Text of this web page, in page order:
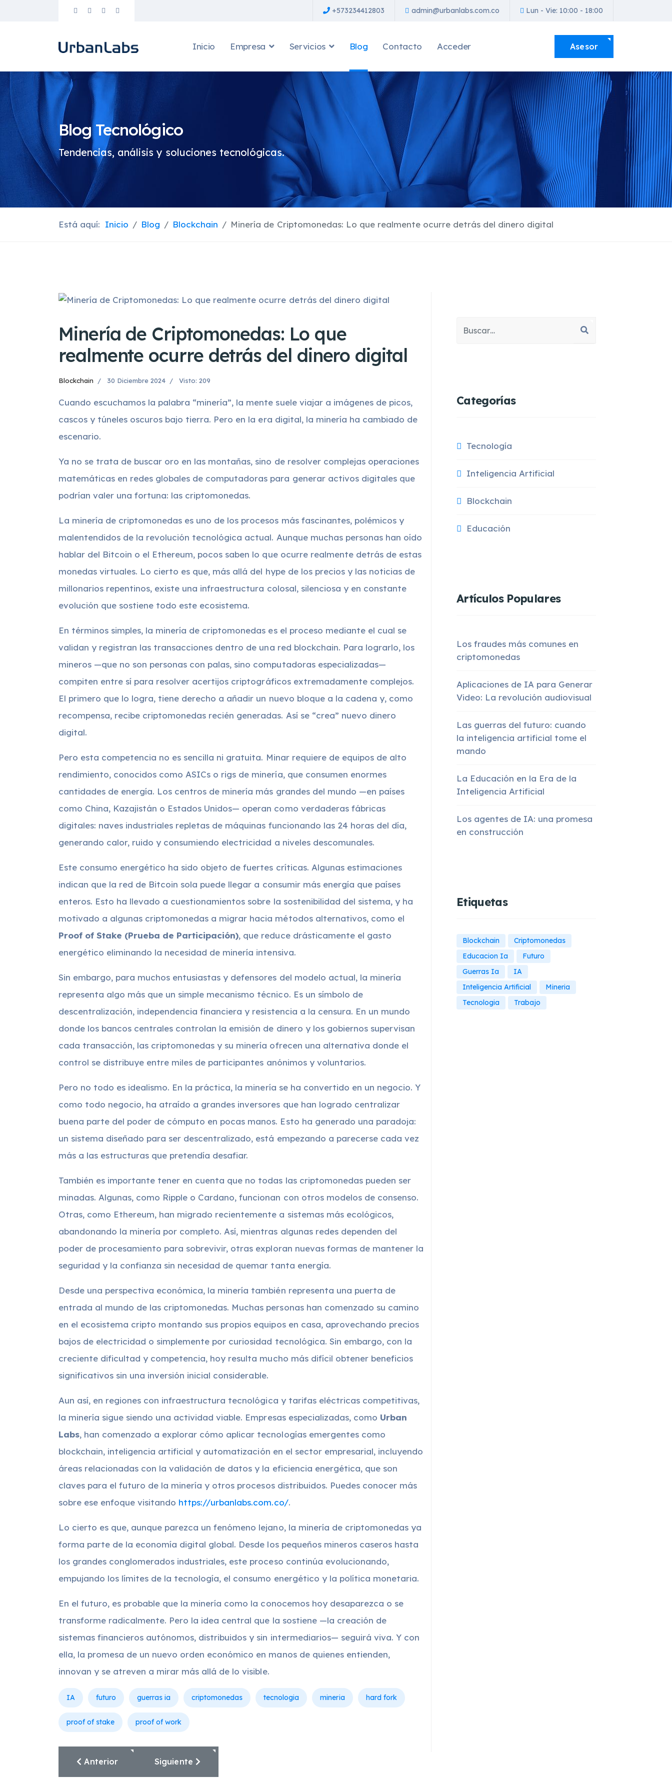
+573234412803 admin@urbanlabs.com.co Lun - Vie: 10:00 - 18:00
Inicio Empresa Servicios Blog Contacto Acceder Asesor
Blog Tecnológico
Tendencias, análisis y soluciones tecnológicas.
Está aquí: Inicio Blog Blockchain Minería de Criptomonedas: Lo que realmente ocurre detrás del dinero digital
Minería de Criptomonedas: Lo que
realmente ocurre detrás del dinero digital
Blockchain 30 Diciembre 2024 Visto: 209
Cuando escuchamos la palabra “minería”, la mente suele viajar a imágenes de picos,
cascos y túneles oscuros bajo tierra. Pero en la era digital, la minería ha cambiado de
escenario.
Ya no se trata de buscar oro en las montañas, sino de resolver complejas operaciones
matemáticas en redes globales de computadoras para generar activos digitales que
podrían valer una fortuna: las criptomonedas.
La minería de criptomonedas es uno de los procesos más fascinantes, polémicos y
malentendidos de la revolución tecnológica actual. Aunque muchas personas han oído
hablar del Bitcoin o el Ethereum, pocos saben lo que ocurre realmente detrás de estas
monedas virtuales. Lo cierto es que, más allá del hype de los precios y las noticias de
millonarios repentinos, existe una infraestructura colosal, silenciosa y en constante
evolución que sostiene todo este ecosistema.
En términos simples, la minería de criptomonedas es el proceso mediante el cual se
validan y registran las transacciones dentro de una red blockchain. Para lograrlo, los
mineros —que no son personas con palas, sino computadoras especializadas—
compiten entre sí para resolver acertijos criptográficos extremadamente complejos.
El primero que lo logra, tiene derecho a añadir un nuevo bloque a la cadena y, como
recompensa, recibe criptomonedas recién generadas. Así se “crea” nuevo dinero
digital.
Pero esta competencia no es sencilla ni gratuita. Minar requiere de equipos de alto
rendimiento, conocidos como ASICs o rigs de minería, que consumen enormes
cantidades de energía. Los centros de minería más grandes del mundo —en países
como China, Kazajistán o Estados Unidos— operan como verdaderas fábricas
digitales: naves industriales repletas de máquinas funcionando las 24 horas del día,
generando calor, ruido y consumiendo electricidad a niveles descomunales.
Este consumo energético ha sido objeto de fuertes críticas. Algunas estimaciones
indican que la red de Bitcoin sola puede llegar a consumir más energía que países
enteros. Esto ha llevado a cuestionamientos sobre la sostenibilidad del sistema, y ha
motivado a algunas criptomonedas a migrar hacia métodos alternativos, como el
Proof of Stake (Prueba de Participación), que reduce drásticamente el gasto
energético eliminando la necesidad de minería intensiva.
Sin embargo, para muchos entusiastas y defensores del modelo actual, la minería
representa algo más que un simple mecanismo técnico. Es un símbolo de
descentralización, independencia financiera y resistencia a la censura. En un mundo
donde los bancos centrales controlan la emisión de dinero y los gobiernos supervisan
cada transacción, las criptomonedas y su minería ofrecen una alternativa donde el
control se distribuye entre miles de participantes anónimos y voluntarios.
Pero no todo es idealismo. En la práctica, la minería se ha convertido en un negocio. Y
como todo negocio, ha atraído a grandes inversores que han logrado centralizar
buena parte del poder de cómputo en pocas manos. Esto ha generado una paradoja:
un sistema diseñado para ser descentralizado, está empezando a parecerse cada vez
más a las estructuras que pretendía desafiar.
También es importante tener en cuenta que no todas las criptomonedas pueden ser
minadas. Algunas, como Ripple o Cardano, funcionan con otros modelos de consenso.
Otras, como Ethereum, han migrado recientemente a sistemas más ecológicos,
abandonando la minería por completo. Así, mientras algunas redes dependen del
poder de procesamiento para sobrevivir, otras exploran nuevas formas de mantener la
seguridad y la confianza sin necesidad de quemar tanta energía.
Desde una perspectiva económica, la minería también representa una puerta de
entrada al mundo de las criptomonedas. Muchas personas han comenzado su camino
en el ecosistema cripto montando sus propios equipos en casa, aprovechando precios
bajos de electricidad o simplemente por curiosidad tecnológica. Sin embargo, con la
creciente dificultad y competencia, hoy resulta mucho más difícil obtener beneficios
significativos sin una inversión inicial considerable.
Aun así, en regiones con infraestructura tecnológica y tarifas eléctricas competitivas,
la minería sigue siendo una actividad viable. Empresas especializadas, como Urban
Labs, han comenzado a explorar cómo aplicar tecnologías emergentes como
blockchain, inteligencia artificial y automatización en el sector empresarial, incluyendo
áreas relacionadas con la validación de datos y la eficiencia energética, que son
claves para el futuro de la minería y otros procesos distribuidos. Puedes conocer más
sobre ese enfoque visitando https://urbanlabs.com.co/.
Lo cierto es que, aunque parezca un fenómeno lejano, la minería de criptomonedas ya
forma parte de la economía digital global. Desde los pequeños mineros caseros hasta
los grandes conglomerados industriales, este proceso continúa evolucionando,
empujando los límites de la tecnología, el consumo energético y la política monetaria.
En el futuro, es probable que la minería como la conocemos hoy desaparezca o se
transforme radicalmente. Pero la idea central que la sostiene —la creación de
sistemas financieros autónomos, distribuidos y sin intermediarios— seguirá viva. Y con
ella, la promesa de un nuevo orden económico en manos de quienes entienden,
innovan y se atreven a mirar más allá de lo visible.
IA futuro guerras ia criptomonedas tecnologia mineria hard fork
proof of stake proof of work
Artículo Anterior: Los Fraudes Más Comunes En Criptomonedas
Anterior Artículo Siguiente: Bitcoin: Su Creciente Papel En La Política Mundial Y La Macroeconomía
Siguiente
Categorías
Tecnología
Inteligencia Artificial
Blockchain
Educación
Artículos Populares
Los fraudes más comunes en
criptomonedas
Aplicaciones de IA para Generar
Video: La revolución audiovisual
Las guerras del futuro: cuando
la inteligencia artificial tome el
mando
La Educación en la Era de la
Inteligencia Artificial
Los agentes de IA: una promesa
en construcción
Etiquetas
Blockchain
Criptomonedas
Educacion Ia
Futuro
Guerras Ia
IA
Inteligencia Artificial
Mineria
Tecnologia
Trabajo